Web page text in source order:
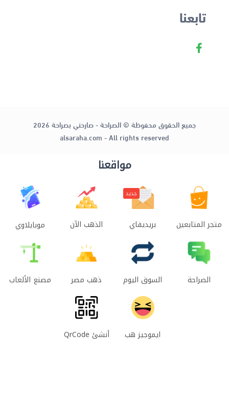
تابعنا
جميع الحقوق محفوظة © الصراحة - صارحني بصراحة 2026
alsaraha.com - All rights reserved